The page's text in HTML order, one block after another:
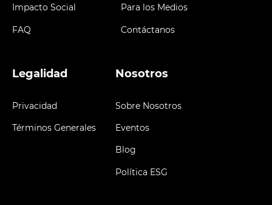
Impacto Social
FAQ
Para los Medios
Contáctanos
Legalidad
Privacidad
Términos Generales
Nosotros
Sobre Nosotros
Eventos
Blog
Política ESG